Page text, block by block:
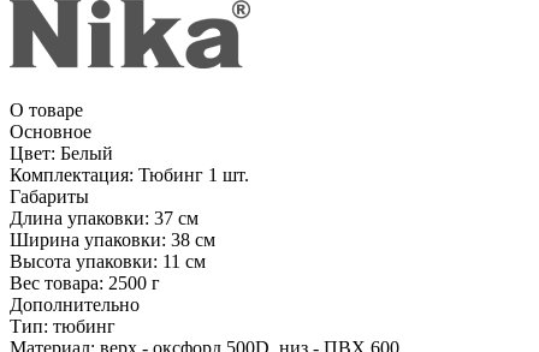
О товаре
Основное
Цвет: Белый
Комплектация: Тюбинг 1 шт.
Габариты
Длина упаковки: 37 см
Ширина упаковки: 38 см
Высота упаковки: 11 см
Вес товара: 2500 г
Дополнительно
Тип: тюбинг
Материал: верх - оксфорд 500D, низ - ПВХ 600